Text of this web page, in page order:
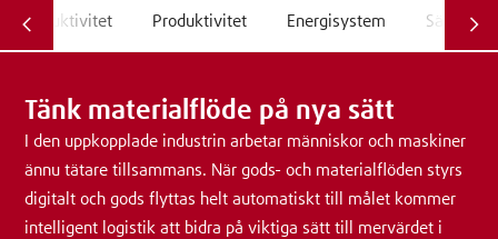
Produktivitet Produktivitet Energisystem
Tänk materialflöde på nya sätt
I den uppkopplade industrin arbetar människor och maskiner
ännu tätare tillsammans. När gods- och materialflöden styrs
digitalt och gods flyttas helt automatiskt till målet kommer
intelligent logistik att bidra på viktiga sätt till mervärdet i